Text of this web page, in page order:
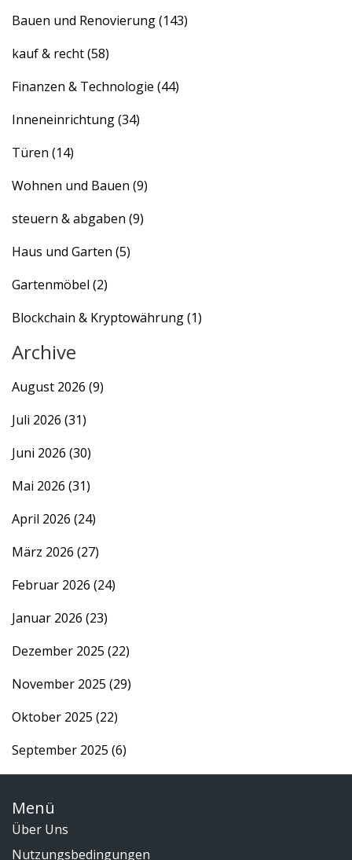
Bauen und Renovierung(143)
kauf & recht(58)
Finanzen & Technologie (44)
Inneneinrichtung(34)
Türen (14)
Wohnen und Bauen (9)
steuern & abgaben (9)
Haus und Garten (5)
Gartenmöbel (2)
Blockchain & Kryptowährung(1)
Archive
August 2026 (9)
Juli 2026 (31)
Juni 2026 (30)
Mai 2026 (31)
April 2026 (24)
März 2026 (27)
Februar 2026 (24)
Januar 2026 (23)
Dezember 2025 (22)
November 2025 (29)
Oktober 2025 (22)
September 2025 (6)
Menü
Über Uns
Nutzungsbedingungen